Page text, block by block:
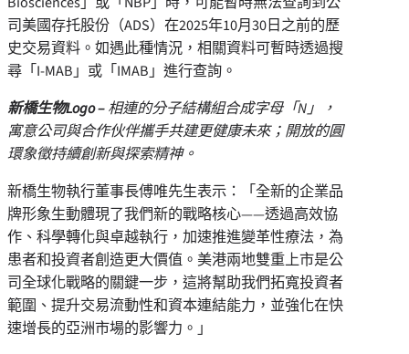
司美國存托股份（ADS）在2025年10月30日之前的歷
史交易資料。如遇此種情況，相關資料可暫時透過搜
尋「I-MAB」或「IMAB」進行查詢。
新橋生物Logo –相連的分子結構組合成字母「N」，
寓意公司與合作伙伴攜手共建更健康未來；開放的圓
環象徵持續創新與探索精神。
新橋生物執行董事長傅唯先生表示：「全新的企業品
牌形象生動體現了我們新的戰略核心——透過高效協
作、科學轉化與卓越執行，加速推進變革性療法，為
患者和投資者創造更大價值。美港兩地雙重上市是公
司全球化戰略的關鍵一步，這將幫助我們拓寬投資者
範圍、提升交易流動性和資本連結能力，並強化在快
速增長的亞洲市場的影響力。」